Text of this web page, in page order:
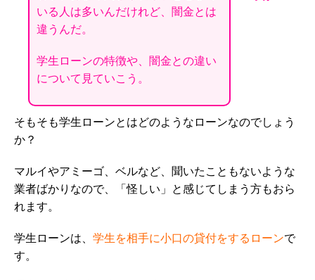
いる人は多いんだけれど、闇金とは
違うんだ。
学生ローンの特徴や、闇金との違い
について見ていこう。
そもそも学生ローンとはどのようなローンなのでしょう
か？
マルイやアミーゴ、ベルなど、聞いたこともないような
業者ばかりなので、「怪しい」と感じてしまう方もおら
れます。
学生ローンは、 学生を相手に小口の貸付をするローンで
す。